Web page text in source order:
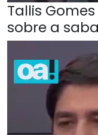
Tallis
sobre a